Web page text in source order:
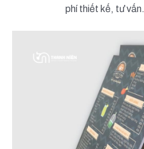
phí thiết kế, tư vấn.